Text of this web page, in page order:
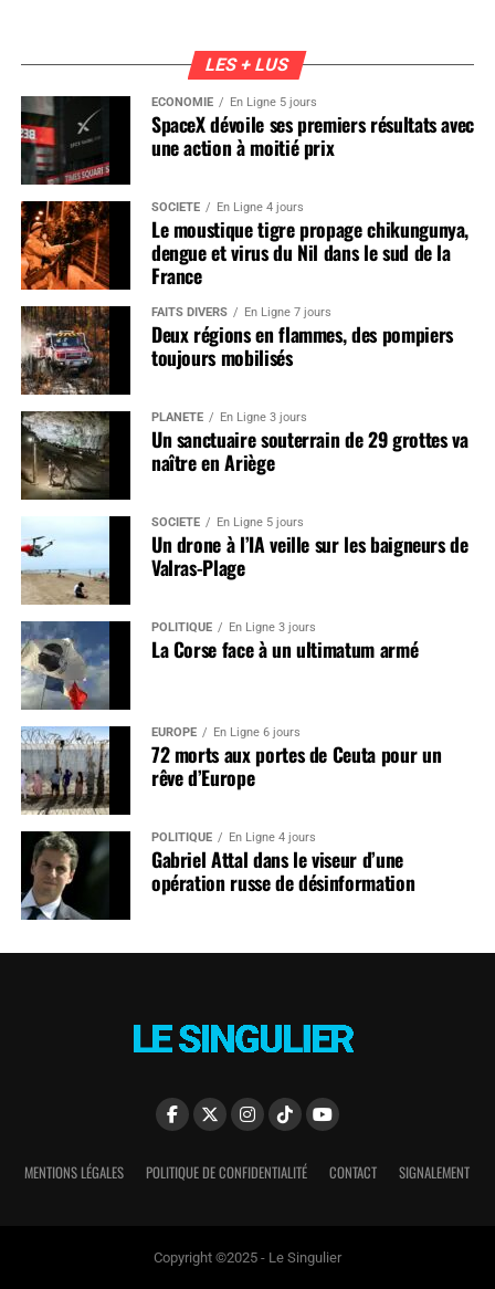
LES + LUS
ÉCONOMIE En Ligne 5 jours
SpaceX dévoile ses premiers résultats avec
une action à moitié prix
SOCIÉTÉ En Ligne 4 jours
Le moustique tigre propage chikungunya,
dengue et virus du Nil dans le sud de la
France
FAITS DIVERS En Ligne 7 jours
Deux régions en flammes, des pompiers
toujours mobilisés
PLANÈTE En Ligne 3 jours
Un sanctuaire souterrain de 29 grottes va
naître en Ariège
SOCIÉTÉ En Ligne 5 jours
Un drone à l’IA veille sur les baigneurs de
Valras-Plage
POLITIQUE En Ligne 3 jours
La Corse face à un ultimatum armé
EUROPE En Ligne 6 jours
72 morts aux portes de Ceuta pour un
rêve d’Europe
POLITIQUE En Ligne 4 jours
Gabriel Attal dans le viseur d’une
opération russe de désinformation
MENTIONS LÉGALES POLITIQUE DE CONFIDENTIALITÉ CONTACT SIGNALEMENT
Copyright ©2025 - Le Singulier